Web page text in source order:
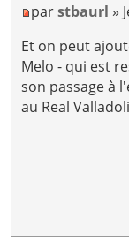
parstbaurl »
Et on peut
Melo - qui est
son passage à
au Real